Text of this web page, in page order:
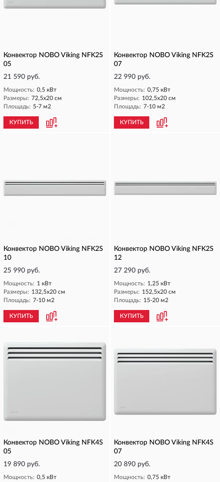
Конвектор NOBO Viking NFK2S
05
21 590 руб.
Мощность: 0,5 кВт
Размеры: 72,5х20 см
Площадь: 5-7 м2
КУПИТЬ
Конвектор NOBO Viking NFK2S
07
22 990 руб.
Мощность: 0,75 кВт
Размеры: 102,5х20 см
Площадь: 7-10 м2
КУПИТЬ
Конвектор NOBO Viking NFK2S
10
25 990 руб.
Мощность: 1 кВт
Размеры: 132,5х20 см
Площадь: 7-10 м2
КУПИТЬ
Конвектор NOBO Viking NFK2S
12
27 290 руб.
Мощность: 1,25 кВт
Размеры: 152,5х20 см
Площадь: 15-20 м2
КУПИТЬ
Конвектор NOBO Viking NFK4S
05
19 890 руб.
Мощность: 0,5 кВт
Конвектор NOBO Viking NFK4S
07
20 890 руб.
Мощность: 0,75 кВт